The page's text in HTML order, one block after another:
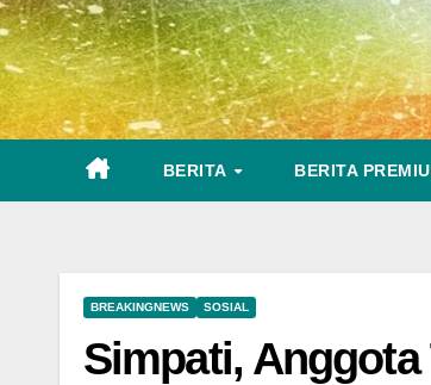
BERITA BERITA
BREAKINGNEWS SOSIAL
Simpati,